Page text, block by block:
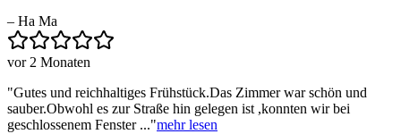
– Ha Ma
vor 2 Monaten
"Gutes und reichhaltiges Frühstück.Das Zimmer war schön und
sauber.Obwohl es zur Straße hin gelegen ist ,konnten wir bei
geschlossenem Fenster ..."mehr lesen